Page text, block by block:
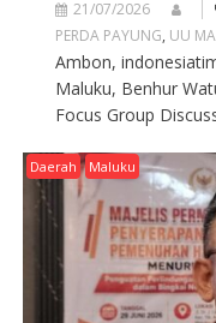
21/07/2026
PERDA PAYUNG, UU
Ambon,
Maluku, Benhur
Focus Group
Daerah Maluku